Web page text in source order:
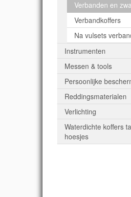
Verbanden en
Verbandkoffers
Na vulsets
Instrumenten
Messen & tools
Persoonlijke
Reddingsmaterialen
Verlichting
Waterdichte koffers
hoesjes